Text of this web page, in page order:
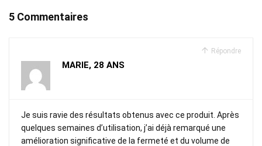
5 Commentaires
Répondre
MARIE, 28 ANS
Je suis ravie des résultats obtenus avec ce produit. Après
quelques semaines d’utilisation, j’ai déjà remarqué une
amélioration significative de la fermeté et du volume de